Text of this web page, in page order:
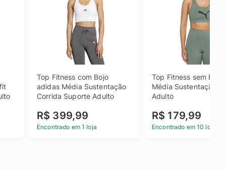
Top Fitness com Bojo
adidas Média Sustentação
Corrida Suporte Adulto
R$ 399,99
Encontrado em 1 loja
Top Fitness sem Bojo
Média Sustentação
Adulto
R$ 179,99
Encontrado em 10 lojas